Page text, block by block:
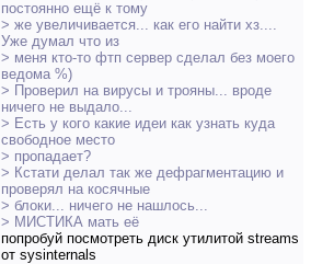
постоянно ещё к тому
> же увеличивается... как его найти хз....
Уже думал что из
> меня кто-то фтп сервер сделал без моего
ведома %)
> Проверил на вирусы и трояны... вроде
ничего не выдало...
> Есть у кого какие идеи как узнать куда
свободное место
> пропадает?
> Кстати делал так же дефрагментацию и
проверял на косячные
> блоки... ничего не нашлось...
> МИСТИКА мать её
попробуй посмотреть диск утилитой streams
от sysinternals